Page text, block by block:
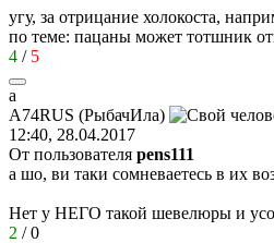
угу, за отрицание холокоста,
по теме: пацаны может тотшник
4 / 5
a
A74RUS (РыбачИла)
12:40, 28.04.2017
От пользователя pens111
а шо, ви таки сомневаетесь в их
Нет у НЕГО такой шевелюры и
2 /0